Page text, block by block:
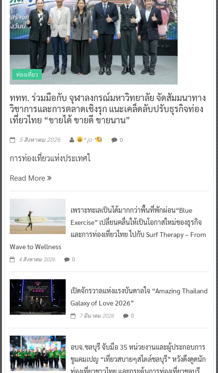
ท่องเที่ยว
ททท. ร่วมมือกับ จุฬาลงกรณ์มหาวิทยาลัย จัดสัมมนาทาง
วิชาการและการตลาดเชิงรุก แนะเคล็ดลับปรับธุรกิจท่อง
เที่ยวไทย “ขายได้ ขายดี ขายนาน”
5 สิงหาคม 2026 ^ jo ^ 0
การท่องเที่ยวแห่งประเทศไ
Read More
เพราะทะเลเป็นได้มากกว่าพื้นที่พักผ่อน“Blue
Exercise” เปลี่ยนคลื่นให้เป็นโอกาสใหม่ของธุรกิจ
และการท่องเที่ยวไทย ไปกับ Surf Therapy – From
Wave to Wellness
4 สิงหาคม 2026 0
เปิดจักรวาลแห่งแรงบันดาลใจ “Amazing Thailand
Galaxy of Love 2026”
7 มีนาคม 2026 0
อบจ.ชลบุรี จับมือ 35 หน่วยงานและผู้ประกอบการ
ชูแคมเปญ “เที่ยวสบายๆสไตล์ชลบุรี” หวังดึงดูดนัก
ท่องเที่ยวชาวไทย และกระตุ้นการท่องเที่ยวชลบุรี